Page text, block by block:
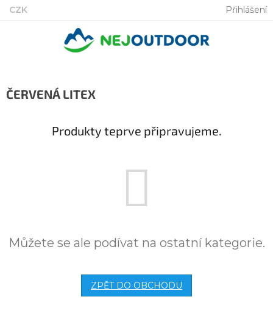
Přejít
CZK Přihlášení
ČERVENÁ LITEX
Produkty teprve připravujeme.
Můžete se ale podívat na ostatní kategorie.
ZPĚT DO OBCHODU